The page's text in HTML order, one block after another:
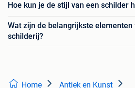
Hoe kun je de stijl van een schilder
Wat zijn de belangrijkste elementen
schilderij?
Home Antiek en Kunst